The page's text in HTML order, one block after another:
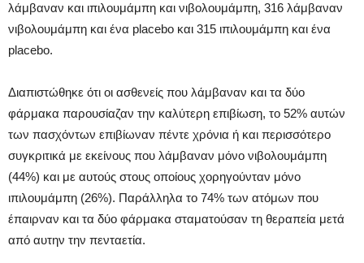
λάμβαναν και ιπιλουμάμπη και νιβολουμάμπη, 316 λάμβαναν
νιβολουμάμπη και ένα placebo και 315 ιπιλουμάμπη και ένα
placebo.
Διαπιστώθηκε ότι οι ασθενείς που λάμβαναν και τα δύο
φάρμακα παρουσίαζαν την καλύτερη επιβίωση, το 52% αυτών
των πασχόντων επιβίωναν πέντε χρόνια ή και περισσότερο
συγκριτικά με εκείνους που λάμβαναν μόνο νιβολουμάμπη
(44%) και με αυτούς στους οποίους χορηγούνταν μόνο
ιπιλουμάμπη (26%). Παράλληλα το 74% των ατόμων που
έπαιρναν και τα δύο φάρμακα σταματούσαν τη θεραπεία μετά
από αυτην την πενταετία.